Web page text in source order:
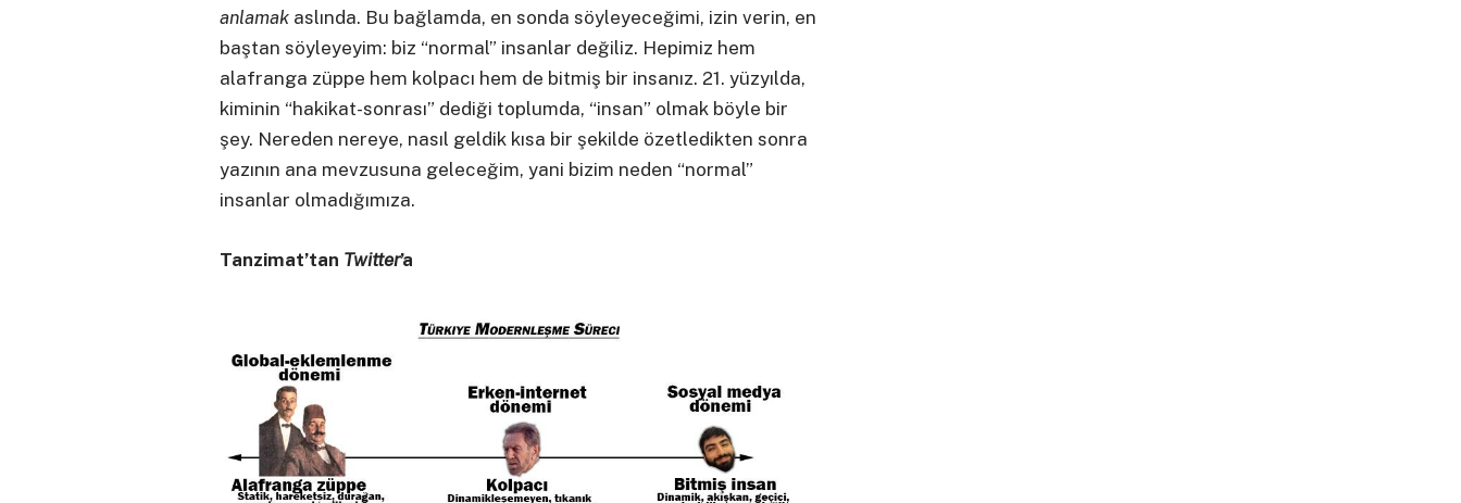
anlamak aslında. Bu bağlamda, en sonda söyleyeceğimi, izin verin, en
baştan söyleyeyim: biz “normal” insanlar değiliz. Hepimiz hem
alafranga züppe hem kolpacı hem de bitmiş bir insanız. 21. yüzyılda,
kiminin “hakikat-sonrası” dediği toplumda, “insan” olmak böyle bir
şey. Nereden nereye, nasıl geldik kısa bir şekilde özetledikten sonra
yazının ana mevzusuna geleceğim, yani bizim neden “normal”
insanlar olmadığımıza.
Tanzimat’tan Twitter’a